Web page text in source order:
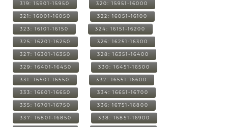
319: 15901-15950 320: 15951-16000
321: 16001-16050 322: 16051-16100
323: 16101-16150 324: 16151-16200
325: 16201-16250 326: 16251-16300
327: 16301-16350 328: 16351-16400
329: 16401-16450 330: 16451-16500
331: 16501-16550 332: 16551-16600
333: 16601-16650 334: 16651-16700
335: 16701-16750 336: 16751-16800
337: 16801-16850 338: 16851-16900